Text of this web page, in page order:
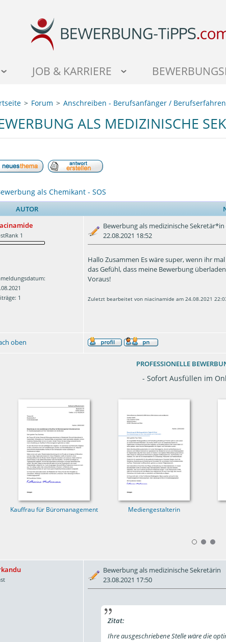
JOB & KARRIERE
Forum Anschreiben - Berufsanfänger /
ALS MEDIZINISCHE
als Chemikant - SOS
AUTOR
1
1
Bewerbung als medizinische
22.08.2021 18:52
Hallo Zusammen Es wäre super, wenn ihr
das Gefühl, dass meine Bewerbung
Voraus!
Zuletzt bearbeitet von niacinamide am 24.08.2021
oben
PROFESSIONELLE
- Sofort Ausfüllen im
Kauffrau für Büromanagement Mediengestalterin
Bewerbung als medizinische Sekretärin
23.08.2021 17:50
Zitat:
Ihre ausgeschriebene Stelle wäre die